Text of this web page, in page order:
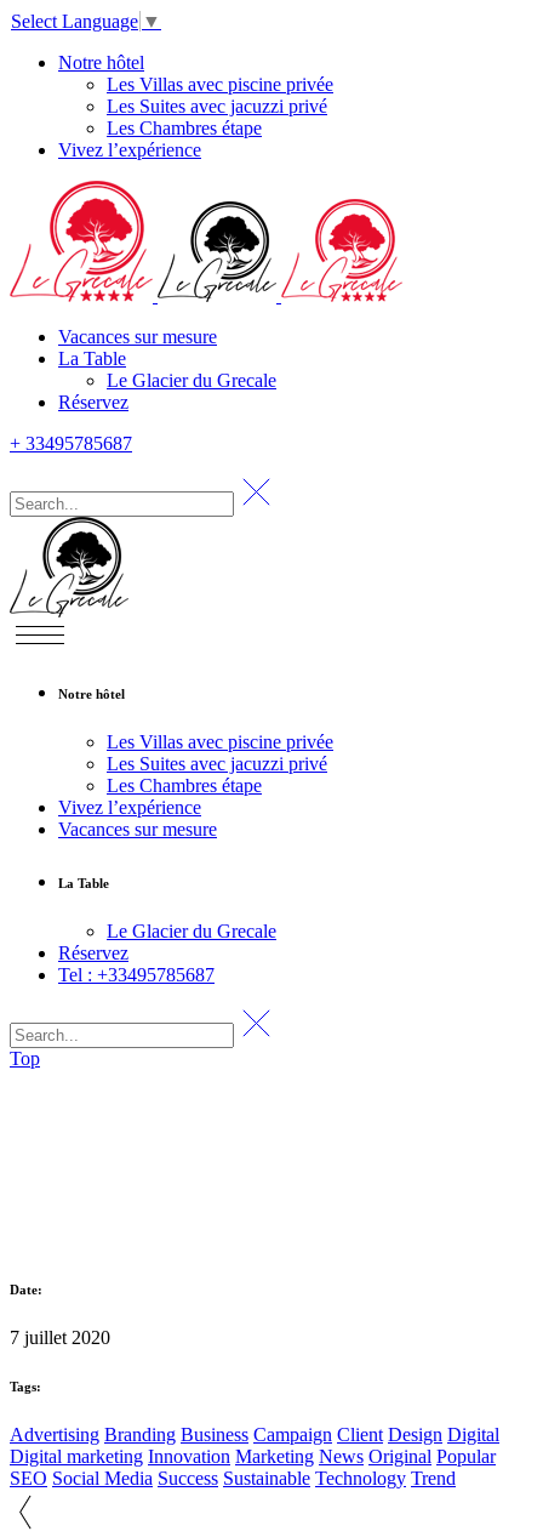
Select Language ▼
Notre hôtel
Les Villas avec piscine privée
Les Suites avec jacuzzi privé
Les Chambres étape
Vivez l’expérience
Vacances sur mesure
La Table
Le Glacier du Grecale
Réservez
+ 33495785687
Notre hôtel
Les Villas avec piscine privée
Les Suites avec jacuzzi privé
Les Chambres étape
Vivez l’expérience
Vacances sur mesure
La Table
Le Glacier du Grecale
Réservez
Tel : +33495785687
Top
Date:
7 juillet 2020
Tags:
Advertising Branding Business Campaign Client Design Digital
Digital marketing Innovation Marketing News Original Popular
SEO Social Media Success Sustainable Technology Trend